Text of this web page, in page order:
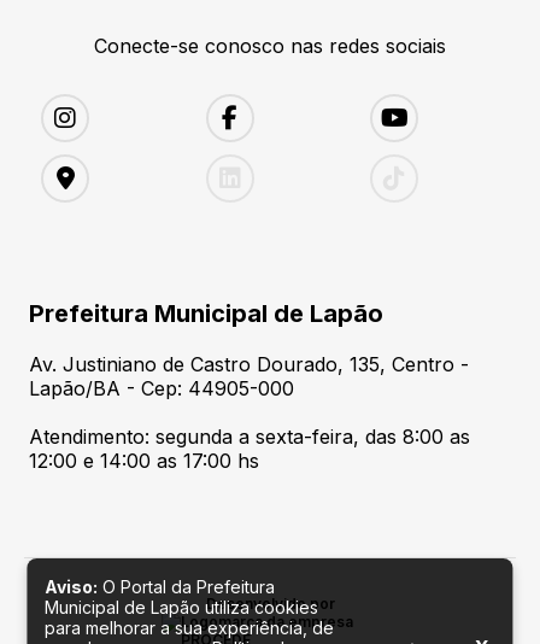
Conecte-se conosco nas redes sociais
Prefeitura Municipal de Lapão
Av. Justiniano de Castro Dourado, 135, Centro -
Lapão/BA - Cep: 44905-000
Atendimento: segunda a sexta-feira, das 8:00 as
12:00 e 14:00 as 17:00 hs
Desenvolvido por
Aviso: O Portal da Prefeitura
Municipal de Lapão utiliza cookies
para melhorar a sua experiência, de